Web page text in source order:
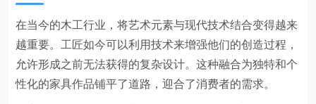
在当今的木工行业，将艺术元素与现代技术结合变得越来
越重要。工匠如今可以利用技术来增强他们的创造过程，
允许形成之前无法获得的复杂设计。这种融合为独特和个
性化的家具作品铺平了道路，迎合了消费者的需求。